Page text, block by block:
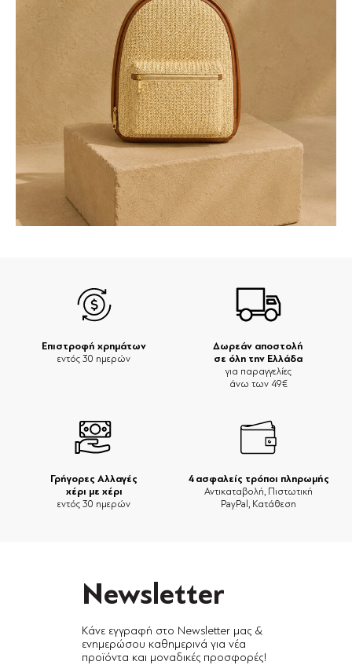
Δωρεάν αποστολή
σε όλη την Ελλάδα
για παραγγελίες
άνω των 49€
Επιστροφή χρημάτων
εντός 30 ημερών
Γρήγορες Αλλαγές
χέρι με χέρι
εντός 30 ημερών
4 ασφαλείς τρόποι πληρωμής
Αντικαταβολή, Πιστωτική
PayPal, Κατάθεση
Newsletter
Κάνε εγγραφή στο Newsletter μας &
ενημερώσου καθημερινά για νέα
προϊόντα και μοναδικές προσφορές!